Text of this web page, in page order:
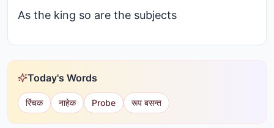
As the king so are the subjects
Today's Words
रिंचक नाहेक Probe रूप बसन्त